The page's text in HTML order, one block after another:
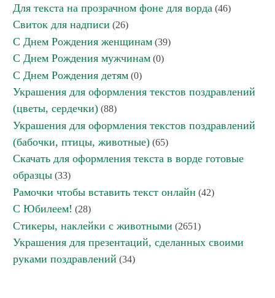
Для текста на прозрачном фоне для ворда (46)
Свиток для надписи (26)
С Днем Рождения женщинам (39)
С Днем Рождения мужчинам (0)
С Днем Рождения детям (0)
Украшения для оформления текстов поздравлений
(цветы, сердечки) (88)
Украшения для оформления текстов поздравлений
(бабочки, птицы, животные) (65)
Скачать для оформления текста в ворде готовые
образцы (33)
Рамочки чтобы вставить текст онлайн (42)
С Юбилеем! (28)
Стикеры, наклейки с животными (2651)
Украшения для презентаций, сделанных своими
руками поздравлений (34)